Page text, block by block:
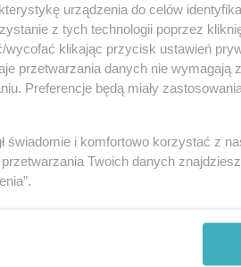
miejscowości – mówi Hrayr
będzie oparta na rozwiązaniach
facebook.com/Hossoland
Szczecinku, Gryficach,
parku rozrywki Hossoland w
ramach działalności tworzy
urządzenia do celów
z tych technologii poprzez
klikając przycisk ustawień
przetwarzania danych nie wymagają
Preferencje będą miały
świadomie i komfortowo korzystać z
Twoich danych